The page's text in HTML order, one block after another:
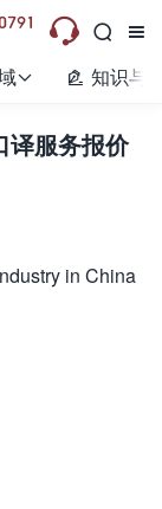



  知识与
译服务报价
in China